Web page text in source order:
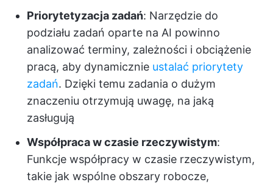
Priorytetyzacja zadań: Narzędzie do
podziału zadań oparte na AI powinno
analizować terminy, zależności i obciążenie
pracą, aby dynamicznie ustalać priorytety
zadań. Dzięki temu zadania o dużym
znaczeniu otrzymują uwagę, na jaką
zasługują
Współpraca w czasie rzeczywistym:
Funkcje współpracy w czasie rzeczywistym,
takie jak wspólne obszary robocze,